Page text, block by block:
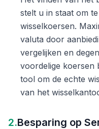
stelt u in staat om
wisselkoersen.
valuta door
vergelijken en
voordelige koersen
tool om de echte
van het
2.Besparing op